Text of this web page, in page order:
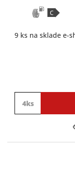
C
9 ks na sklade e-